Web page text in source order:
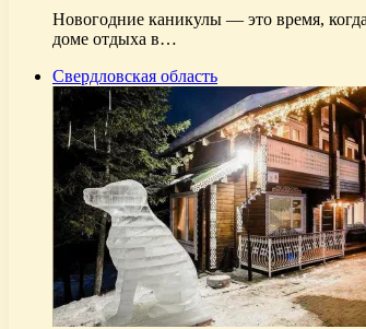
Новогодние каникулы — это время,
доме отдыха в…
Свердловская область